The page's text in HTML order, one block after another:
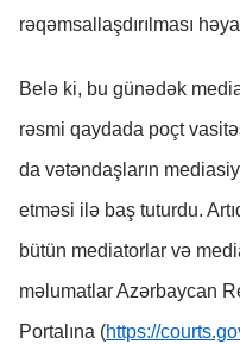
rəqəmsallaşdırılması
Belə ki, bu günədək
rəsmi qaydada poçt
da vətəndaşların
etməsi ilə baş tuturdu.
bütün mediatorlar və
məlumatlar Azərbaycan
Portalına (https://